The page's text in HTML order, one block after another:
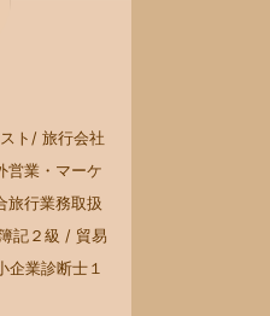
ト/ 旅行会社
営業・マーケ
旅行業務取扱
記２級 / 貿易
業診断士１